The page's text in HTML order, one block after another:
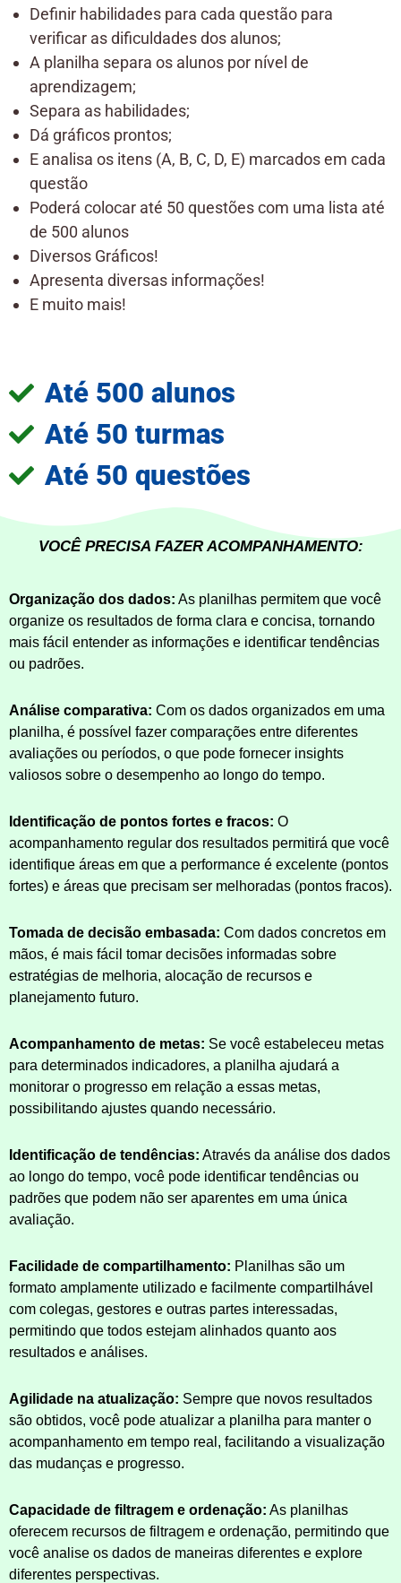
Definir habilidades para cada questão para
verificar as dificuldades dos alunos;
A planilha separa os alunos por nível de
aprendizagem;
Separa as habilidades;
Dá gráficos prontos;
E analisa os itens (A, B, C, D, E) marcados em cada
questão
Poderá colocar até 50 questões com uma lista até
de 500 alunos
Diversos Gráficos!
Apresenta diversas informações!
E muito mais!
Até 500 alunos
Até 50 turmas
Até 50 questões
VOCÊ PRECISA FAZER ACOMPANHAMENTO:
Organização dos dados: As planilhas permitem que você
organize os resultados de forma clara e concisa, tornando
mais fácil entender as informações e identificar tendências
ou padrões.
Análise comparativa: Com os dados organizados em uma
planilha, é possível fazer comparações entre diferentes
avaliações ou períodos, o que pode fornecer insights
valiosos sobre o desempenho ao longo do tempo.
Identificação de pontos fortes e fracos: O
acompanhamento regular dos resultados permitirá que você
identifique áreas em que a performance é excelente (pontos
fortes) e áreas que precisam ser melhoradas (pontos fracos).
Tomada de decisão embasada: Com dados concretos em
mãos, é mais fácil tomar decisões informadas sobre
estratégias de melhoria, alocação de recursos e
planejamento futuro.
Acompanhamento de metas: Se você estabeleceu metas
para determinados indicadores, a planilha ajudará a
monitorar o progresso em relação a essas metas,
possibilitando ajustes quando necessário.
Identificação de tendências: Através da análise dos dados
ao longo do tempo, você pode identificar tendências ou
padrões que podem não ser aparentes em uma única
avaliação.
Facilidade de compartilhamento: Planilhas são um
formato amplamente utilizado e facilmente compartilhável
com colegas, gestores e outras partes interessadas,
permitindo que todos estejam alinhados quanto aos
resultados e análises.
Agilidade na atualização: Sempre que novos resultados
são obtidos, você pode atualizar a planilha para manter o
acompanhamento em tempo real, facilitando a visualização
das mudanças e progresso.
Capacidade de filtragem e ordenação: As planilhas
oferecem recursos de filtragem e ordenação, permitindo que
você analise os dados de maneiras diferentes e explore
diferentes perspectivas.